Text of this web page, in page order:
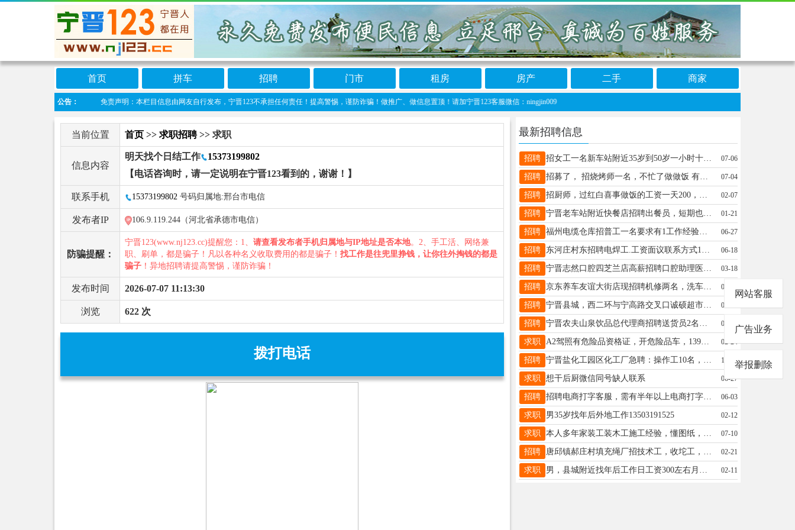
首页 拼车 招聘 门市 租房 房产 二手 商家
公告： 免责声明：本栏目信息由网友自行发布，宁晋123不承担任何责任！提高警惕，谨防诈骗！做推广、做信息置顶！请加宁晋123客服微信：ningjin009
当前位置 首页 >> 求职招聘>> 求职
信息内容
明天找个日结工作
15373199802
【电话咨询时，请一定说明在宁晋123看到的，谢谢！】
联系手机 15373199802 号码归属地:邢台市电信
发布者IP 106.9.119.244（河北省承德市电信）
防骗提醒：
宁晋123(www.nj123.cc)提醒您：1、 请查看发布者手机归属地与IP地址是否本地。2、手工活、网络兼
职、刷单，都是骗子！凡以各种名义收取费用的都是骗子！ 找工作是往兜里挣钱，让你往外掏钱的都是
骗子 ！异地招聘请提高警惕，谨防诈骗！
发布时间 2026-07-07 11:13:30
浏览 622 次
拨打电话
最新招聘信息
招聘 招女工一名新车站附近35岁到50岁一小时十元到12元13831922217 07-06
招聘 招募了， 招烧烤师一名，不忙了做做饭 有责任心的，能直接干的，找长期工 电话13021883129微信同步 07-04
招聘 招厨师，过红白喜事做饭的工资一天200，地址宁晋县城电话 13131935112 02-07
招聘 宁晋老车站附近快餐店招聘出餐员，短期也可，过年期间不休息，有意16632993618 01-21
招聘 福州电缆仓库招普工一名要求有1工作经验没干过的不行包吃包住待遇优厚联系15080027187 06-27
招聘 东河庄村东招聘电焊工.工资面议联系方式13784132966边老板 06-18
招聘 宁晋志然口腔四芝兰店高薪招聘口腔助理医生，执业医生，护士，市场部人员数名，有公休，有节假日福利，提供宿舍，有保险，有意者电话联系：15613973729同V 03-18
招聘 京东养车友谊大街店现招聘机修两名，洗车人员两名，待遇优厚，中午管饭，联系人：冯总18903195151 03-03
招聘 宁晋县城，西二环与宁高路交叉口诚硕超市招女工2名，要求踏实能干，吃苦耐劳，年龄30-50周岁，有意私聊13403396796 03-07
招聘 宁晋农夫山泉饮品总代理商招聘送货员2名。要求27岁—40岁，县城附近居住，送货员会开厢货车优先，电话13653197190，地址天宝东街孙村南口 07-25
求职 A2驾照有危险品资格证，开危险品车，13931904747。 02-24
招聘 宁晋盐化工园区化工厂急聘：操作工10名，统一要求男性，50岁以下，工资6000+，上12休24，有化工操作经验者优先；联系电话：17731953585。 12-15
求职 想干后厨微信同号缺人联系 06-27
招聘 招聘电商打字客服，需有半年以上电商打字客服工作经验，熟练使用电脑办公，女性优先，有本岗位工作经验优先联系电话13303194319 06-03
求职 男35岁找年后外地工作13503191525 02-12
求职 本人多年家装工装木工施工经验，懂图纸，干活认真耐心仔细，有需要的公司或者队伍可联系我:13722900196 07-10
招聘 唐邱镇郝庄村填充绳厂招技术工，收坨工，要求吃苦耐劳，两班倒干12歇12，工资面谈，有意者联系电话：13513192749 02-21
求职 男，县城附近找年后工作日工资300左右月结吃苦耐劳熟练驾驶货车小车十年以上零事故。17733006651 02-11
网站客服
广告业务
举报删除